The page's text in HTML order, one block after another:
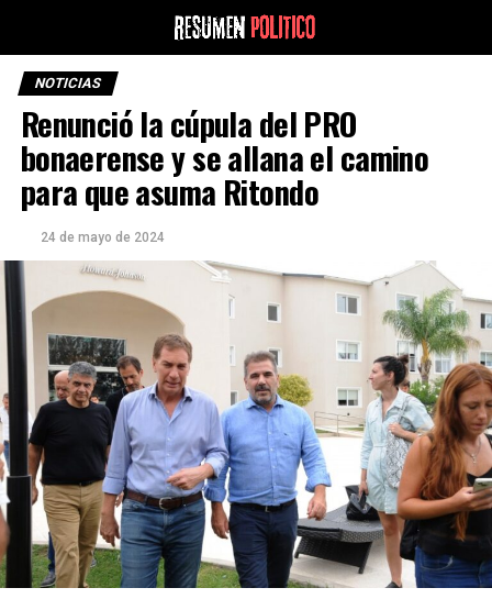
NOTICIAS
Renunció la cúpula del PRO
bonaerense y se allana el camino
para que asuma Ritondo
24 de mayo de 2024